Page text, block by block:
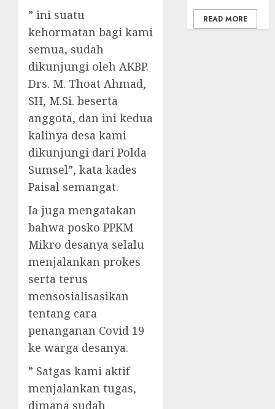
” ini suatu
kehormatan bagi kami
semua, sudah
dikunjungi oleh AKBP.
Drs. M. Thoat Ahmad,
SH, M.Si. beserta
anggota, dan ini kedua
kalinya desa kami
dikunjungi dari Polda
Sumsel”, kata kades
Paisal semangat.
Ia juga mengatakan
bahwa posko PPKM
Mikro desanya selalu
menjalankan prokes
serta terus
mensosialisasikan
tentang cara
penanganan Covid 19
ke warga desanya.
” Satgas kami aktif
menjalankan tugas,
dimana sudah
READ MORE